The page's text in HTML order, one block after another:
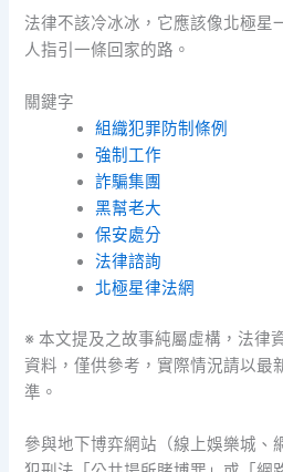
法律不該冷冰冰，它應該像北極星
人指引一條回家的路。
關鍵字
組織犯罪防制條例
強制工作
詐騙集團
黑幫老大
保安處分
法律諮詢
北極星律法網
※ 本文提及之故事純屬虛構，法律
資料，僅供參考，實際情況請以最
準。
參與地下博弈網站（線上娛樂城、